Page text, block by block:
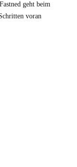
Fastned geht beim
voran